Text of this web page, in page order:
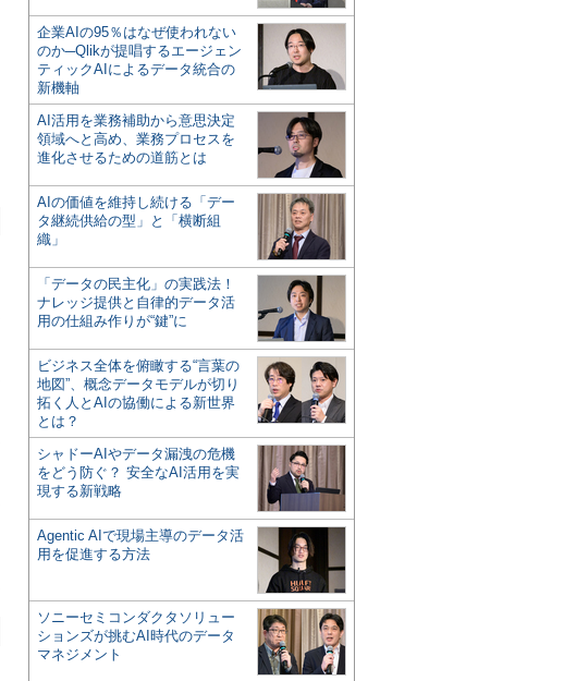
企業AIの95％はなぜ使われない
のか─Qlikが提唱するエージェン
ティックAIによるデータ統合の
新機軸
AI活用を業務補助から意思決定
領域へと高め、業務プロセスを
進化させるための道筋とは
AIの価値を維持し続ける「デー
タ継続供給の型」と「横断組
織」
「データの民主化」の実践法！
ナレッジ提供と自律的データ活
用の仕組み作りが“鍵”に
ビジネス全体を俯瞰する“言葉の
地図”、概念データモデルが切り
拓く人とAIの協働による新世界
とは？
シャドーAIやデータ漏洩の危機
をどう防ぐ？ 安全なAI活用を実
現する新戦略
Agentic AIで現場主導のデータ活
用を促進する方法
ソニーセミコンダクタソリュー
ションズが挑むAI時代のデータ
マネジメント